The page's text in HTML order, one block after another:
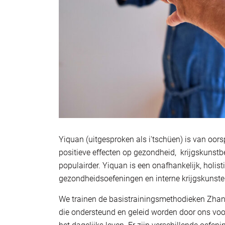
Yiquan (uitgesproken als i'tschüen) is van
positieve effecten op gezondheid,
populairder. Yiquan is een onafhankelijk,
gezondheidsoefeningen en interne
We trainen de basistrainingsmethodieken
die ondersteund en geleid worden door ons